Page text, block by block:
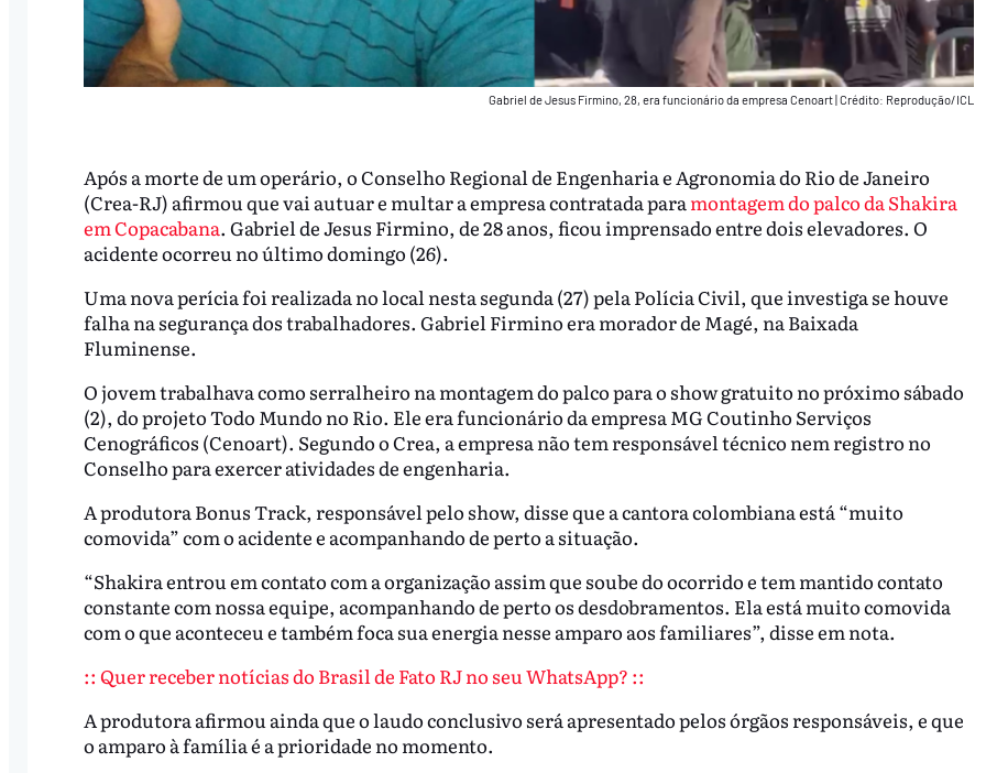
Gabriel de Jesus Firmino, 28, era funcionário da empresa Cenoart|Crédito: Reprodução/ICL
Após a morte de um operário, o Conselho Regional de Engenharia e Agronomia do Rio de Janeiro
(Crea-RJ) afirmou que vai autuar e multar a empresa contratada paramontagem do palco da Shakira
em Copacabana. Gabriel de Jesus Firmino, de 28 anos, ficou imprensado entre dois elevadores. O
acidente ocorreu no último domingo (26).
Uma nova perícia foi realizada no local nesta segunda (27) pela Polícia Civil, que investiga se houve
falha na segurança dos trabalhadores. Gabriel Firmino era morador de Magé, na Baixada
Fluminense.
O jovem trabalhava como serralheiro na montagem do palco para o show gratuito no próximo sábado
(2), do projeto Todo Mundo no Rio. Ele era funcionário da empresa MG Coutinho Serviços
Cenográficos (Cenoart). Segundo o Crea, a empresa não tem responsável técnico nem registro no
Conselho para exercer atividades de engenharia.
A produtora Bonus Track, responsável pelo show, disse que a cantora colombiana está “muito
comovida” com o acidente e acompanhando de perto a situação.
“Shakira entrou em contato com a organização assim que soube do ocorrido e tem mantido contato
constante com nossa equipe, acompanhando de perto os desdobramentos. Ela está muito comovida
com o que aconteceu e também foca sua energia nesse amparo aos familiares”, disse em nota.
:: Quer receber notícias do Brasil de Fato RJ no seu WhatsApp? ::
A produtora afirmou ainda que o laudo conclusivo será apresentado pelos órgãos responsáveis, e que
o amparo à família é a prioridade no momento.